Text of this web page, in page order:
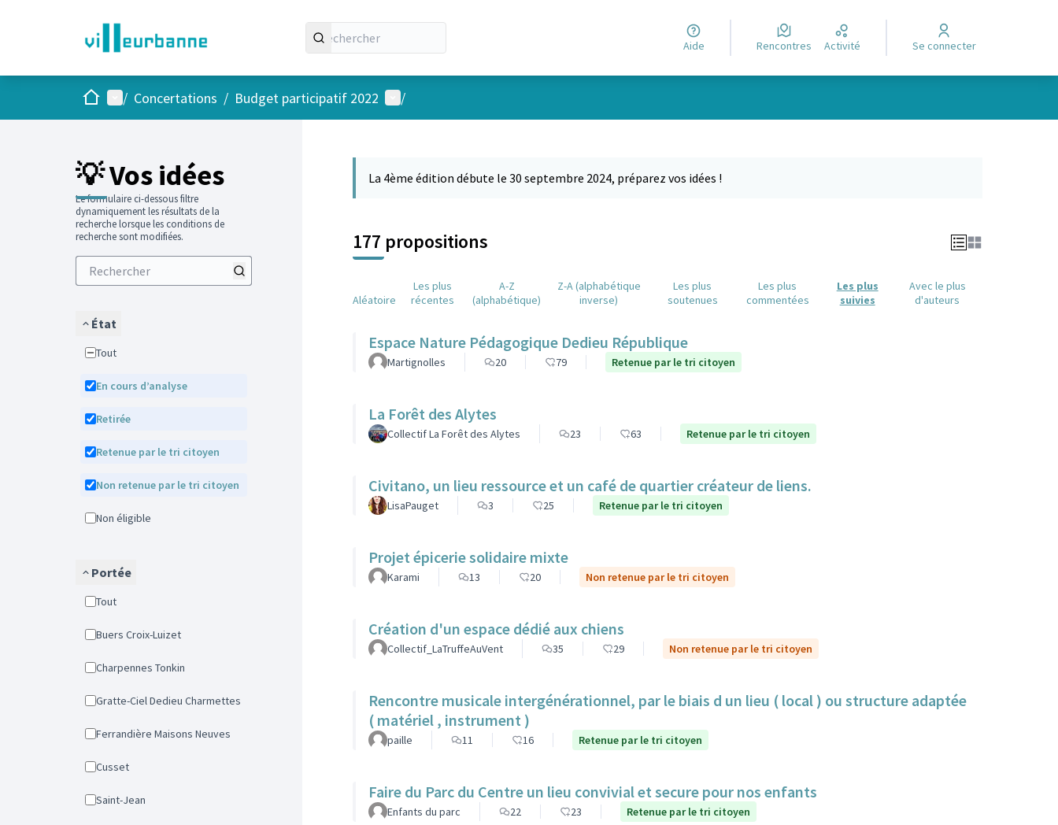
Aide Rencontres Activité Se connecter
AccueilMenu principal
/ Concertations / Budget participatif 2022 Menu utilisateur
/
💡 Vos idées
Le formulaire ci-dessous filtre
dynamiquement les résultats de la
recherche lorsque les conditions de
recherche sont modifiées.
État
Tout
En cours d’analyse
Retirée
Retenue par le tri citoyen
Non retenue par le tri citoyen
Non éligible
Portée
Tout
Buers Croix-Luizet
Charpennes Tonkin
Gratte-Ciel Dedieu Charmettes
Ferrandière Maisons Neuves
Cusset
Saint-Jean
La 4ème édition débute le 30 septembre 2024, préparez vos idées !
177 propositions
Aléatoire
Les plus
récentes
A-Z
(alphabétique)
Z-A (alphabétique
inverse)
Les plus
soutenues
Les plus
commentées
Les plus
suivies
Avec le plus
d'auteurs
Espace Nature Pédagogique Dedieu République
Martignolles 20 79 Retenue par le tri citoyen
La Forêt des Alytes
Collectif La Forêt des Alytes 23 63 Retenue par le tri citoyen
Civitano, un lieu ressource et un café de quartier créateur de liens.
LisaPauget 3 25 Retenue par le tri citoyen
Projet épicerie solidaire mixte
Karami 13 20 Non retenue par le tri citoyen
Création d'un espace dédié aux chiens
Collectif_LaTruffeAuVent 35 29 Non retenue par le tri citoyen
Rencontre musicale intergénérationnel, par le biais d un lieu ( local ) ou structure adaptée
( matériel , instrument )
paille 11 16 Retenue par le tri citoyen
Faire du Parc du Centre un lieu convivial et secure pour nos enfants
Enfants du parc 22 23 Retenue par le tri citoyen